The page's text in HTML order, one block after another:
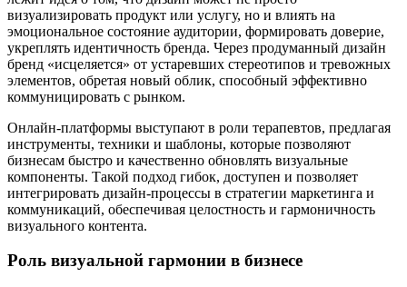
визуализировать продукт или услугу, но и влиять на
эмоциональное состояние аудитории, формировать доверие,
укреплять идентичность бренда. Через продуманный дизайн
бренд «исцеляется» от устаревших стереотипов и тревожных
элементов, обретая новый облик, способный эффективно
коммуницировать с рынком.
Онлайн-платформы выступают в роли терапевтов, предлагая
инструменты, техники и шаблоны, которые позволяют
бизнесам быстро и качественно обновлять визуальные
компоненты. Такой подход гибок, доступен и позволяет
интегрировать дизайн-процессы в стратегии маркетинга и
коммуникаций, обеспечивая целостность и гармоничность
визуального контента.
Роль визуальной гармонии в бизнесе